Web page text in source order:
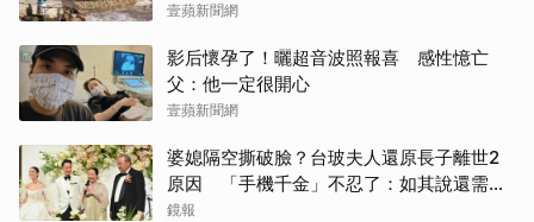
壹蘋新聞網
影后懷孕了！曬超音波照報喜 感性憶亡
父：他一定很開心
壹蘋新聞網
婆媳隔空撕破臉？台玻夫人還原長子離世2
原因 「手機千金」不忍了：如其說還需要
離開嗎？
鏡報